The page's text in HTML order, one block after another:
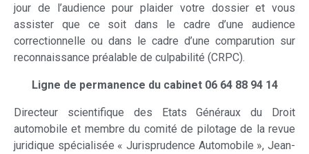
jour de l’audience pour plaider votre dossier et vous
assister que ce soit dans le cadre d’une audience
correctionnelle ou dans le cadre d’une comparution sur
reconnaissance préalable de culpabilité (CRPC).
Ligne de permanence du cabinet 06 64 88 94 14
Directeur scientifique des Etats Généraux du Droit
automobile et membre du comité de pilotage de la revue
juridique spécialisée « Jurisprudence Automobile », Jean-